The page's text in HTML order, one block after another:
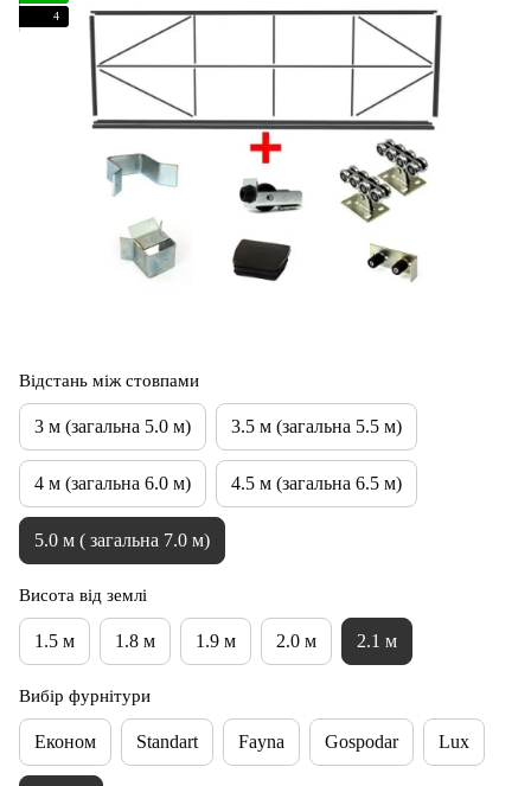
4
Відстань між стовпами
3 м (загальна 5.0 м) 3.5 м (загальна 5.5 м)
4 м (загальна 6.0 м) 4.5 м (загальна 6.5 м)
5.0 м ( загальна 7.0 м)
Висота від землі
1.5 м 1.8 м 1.9 м 2.0 м 2.1 м
Вибір фурнітури
Економ Standart Fayna Gospodar Lux